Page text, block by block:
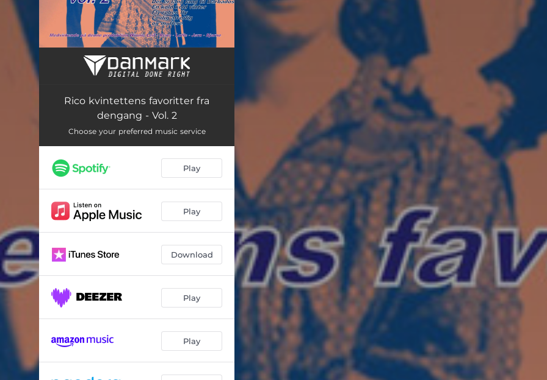
Karl Herman og jeg
Dancing Queen 03:47
Sidder på et værtshus 03:13
1. 2. 3. 02:28
Hucklebuck 02:23
Feeling 03:10
Der er lang, lang vej til Barbados 02:53
Endnu engang 03:11
Paradiso 02:44
Aldrig mer' må jeg se dig
04:33
Klaverkoncert nr.1 B-moll 02:25
Rico kvintettens favoritter fra
dengang - Vol. 2
Choose your preferred music service
Play
Play
Download
Play
Play